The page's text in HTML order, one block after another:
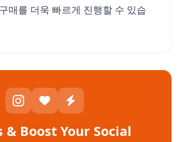
매를 더욱 빠르게 진행할 수 있습
& Boost Your Social